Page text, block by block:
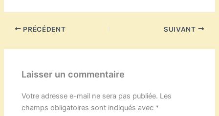
PRÉCÉDENT SUIVANT
Laisser un commentaire
Votre adresse e-mail ne sera pas publiée. Les
champs obligatoires sont indiqués avec *